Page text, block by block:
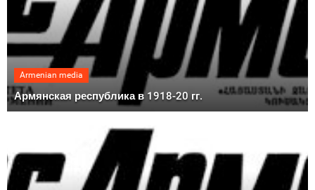
Armenian media
Армянская республика в 1918-20 гг.